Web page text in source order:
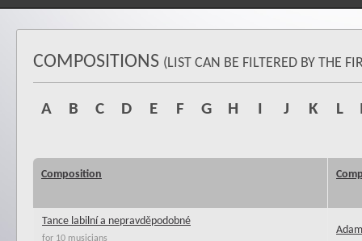
COMPOSITIONS (LIST CAN BE FILTERED BY THE
A B C D E F G H J K L
Composition
Tance labilní a nepravděpodobné
for 10 musicians